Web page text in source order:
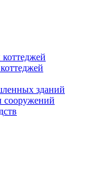
зданий
сооружений